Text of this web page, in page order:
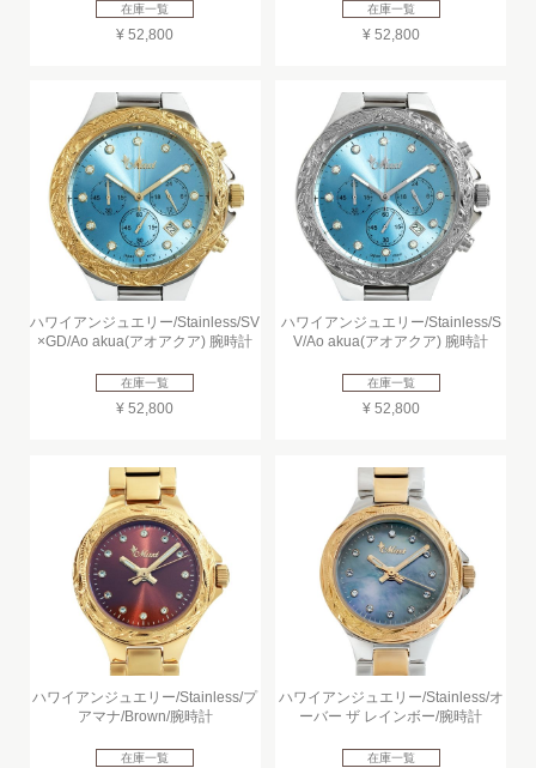
在庫一覧
¥ 52,800
在庫一覧
¥ 52,800
ハワイアンジュエリー/Stainless/SV
×GD/Ao akua(アオアクア) 腕時計
在庫一覧
¥ 52,800
ハワイアンジュエリー/Stainless/S
V/Ao akua(アオアクア) 腕時計
在庫一覧
¥ 52,800
ハワイアンジュエリー/Stainless/プ
アマナ/Brown/腕時計
在庫一覧
ハワイアンジュエリー/Stainless/オ
ーバー ザ レインボー/腕時計
在庫一覧